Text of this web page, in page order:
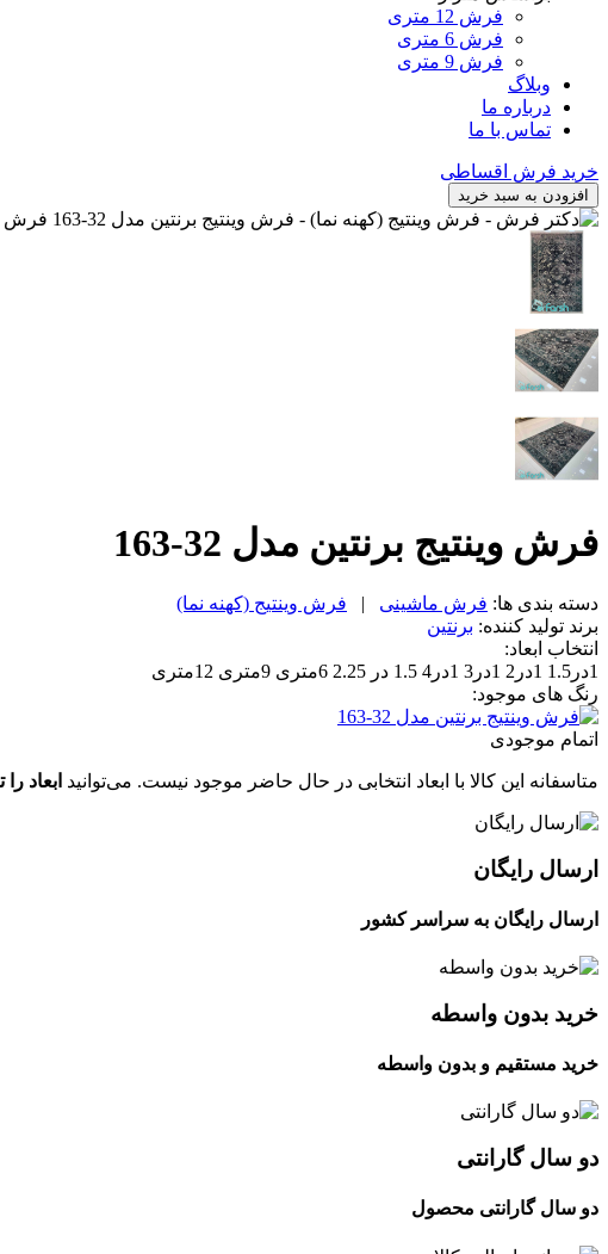
فرش 12 متری
فرش 6 متری
فرش 9 متری
وبلاگ
درباره ما
تماس با ما
خرید فرش اقساطی
افزودن به سبد خرید
فرش وینتیج برنتین مدل 32-163
دسته بندی ها: فرش ماشینی |
فرش وینتیج (کهنه نما)
برند تولید کننده: برنتین
انتخاب ابعاد:
1در1.5
1در2 1در3 1در4 1.5 در 2.25 6متری 9متری
12متری
رنگ های موجود:
اتمام موجودی
متاسفانه این کالا با ابعاد انتخابی در حال حاضر موجود نیست. می‌توانید ابعاد
ارسال رایگان
ارسال رایگان به سراسر کشور
خرید بدون واسطه
خرید مستقیم و بدون واسطه
دو سال گارانتی
دو سال گارانتی محصول